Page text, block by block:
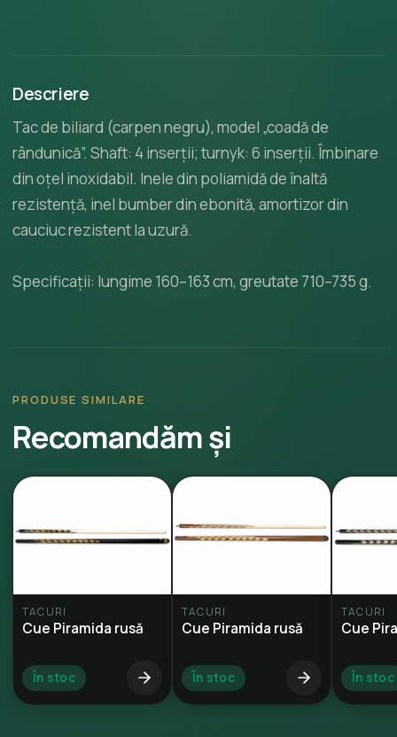
Descriere
Tac de biliard (carpen negru), model „coadă de
rândunică”. Shaft: 4 inserții; turnyk: 6 inserții. Îmbinare
din oțel inoxidabil. Inele din poliamidă de înaltă
rezistență, inel bumber din ebonită, amortizor din
cauciuc rezistent la uzură.
Specificații: lungime 160–163 cm, greutate 710–735 g.
PRODUSE SIMILARE
Recomandăm și
TACURI
Cue Piramida rusă
În stoc
TACURI
Cue Piramida rusă
În stoc
TACURI
Cue
În stoc